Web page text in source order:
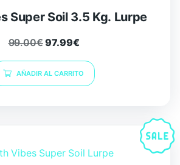
Super Soil 3.5 Kg. Lurpe
99.00€97.99€
AÑADIR AL CARRITO